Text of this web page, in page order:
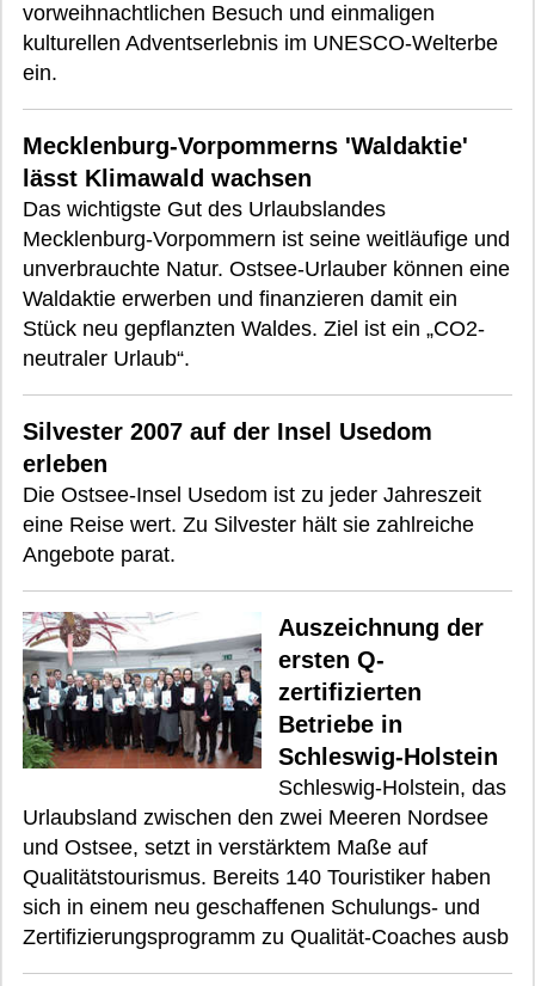
vorweihnachtlichen Besuch und einmaligen
kulturellen Adventserlebnis im UNESCO-Welterbe
ein.
Mecklenburg-Vorpommerns 'Waldaktie'
lässt Klimawald wachsen
Das wichtigste Gut des Urlaubslandes
Mecklenburg-Vorpommern ist seine weitläufige und
unverbrauchte Natur. Ostsee-Urlauber können eine
Waldaktie erwerben und finanzieren damit ein
Stück neu gepflanzten Waldes. Ziel ist ein „CO2-
neutraler Urlaub“.
Silvester 2007 auf der Insel Usedom
erleben
Die Ostsee-Insel Usedom ist zu jeder Jahreszeit
eine Reise wert. Zu Silvester hält sie zahlreiche
Angebote parat.
Auszeichnung der
ersten Q-
zertifizierten
Betriebe in
Schleswig-Holstein
Schleswig-Holstein, das
Urlaubsland zwischen den zwei Meeren Nordsee
und Ostsee, setzt in verstärktem Maße auf
Qualitätstourismus. Bereits 140 Touristiker haben
sich in einem neu geschaffenen Schulungs- und
Zertifizierungsprogramm zu Qualität-Coaches ausb